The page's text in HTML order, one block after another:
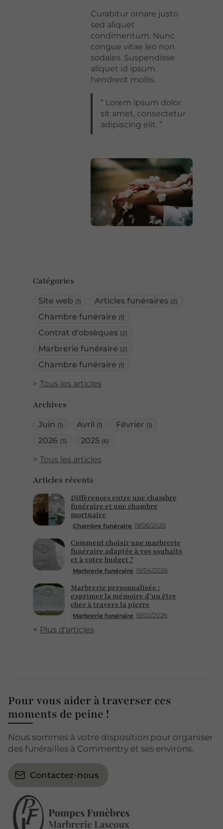
Catégories
Site web (1) Articles funéraires (2)
Chambre funéraire (1)
Contrat d'obsèques (2)
Marbrerie funéraire (2)
Chambre funéraire (1)
Tous les articles
Archives
Juin (1) Avril (1) Février (1)
2026 (3) 2025 (6)
Tous les articles
Articles récents
Chambre funéraire 19/06/2026
Différences entre une chambre
funéraire et une chambre
mortuaire
Marbrerie funéraire 19/04/2026
Comment choisir une marbrerie
funéraire adaptée à vos souhaits
et à votre budget ?
Marbrerie funéraire 19/02/2026
Marbrerie personnalisée :
exprimer la mémoire d’un être
cher à travers la pierre
Plus d'articles
Curabitur ornare justo
sed aliquet
condimentum. Nunc
congue vitae leo non
sodales. Suspendisse
aliquet id ipsum
hendrerit mollis.
Lorem ipsum dolor
sit amet, consectetur
adipiscing elit.
Pour vous aider à traverser ces
moments de peine !
Nous sommes à votre disposition pour organiser
des funérailles à Commentry et ses environs.
Contactez-nous